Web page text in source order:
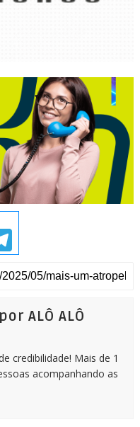
T
l
e
g
mALÔ ALÔ
credibilidade! Mais de 1
acompanhando as